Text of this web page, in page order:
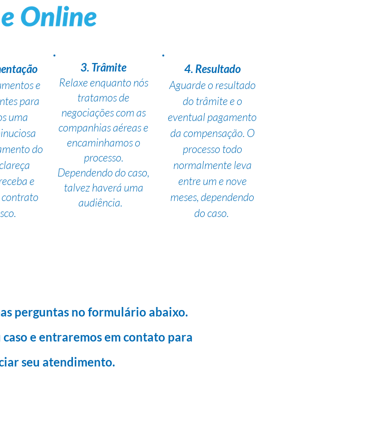
e
para
uma
do
e
contrato
3. Trâmite
Relaxe enquanto nós
tratamos de
negociações com as
companhias aéreas e
encaminhamos o
processo.
Dependendo do caso,
talvez haverá uma
audiência.
4. Resultado
Aguarde o resultado
do trâmite e o
eventual pagamento
da compensação. O
processo todo
normalmente leva
entre um e nove
meses, dependendo
do caso.
perguntas no formulário abaixo.
e entraremos em contato para
seu atendimento.